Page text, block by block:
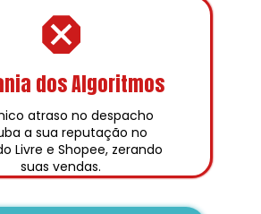
dos Algoritmos
atraso no despacho
a sua reputação no
Livre e Shopee, zerando
suas vendas.